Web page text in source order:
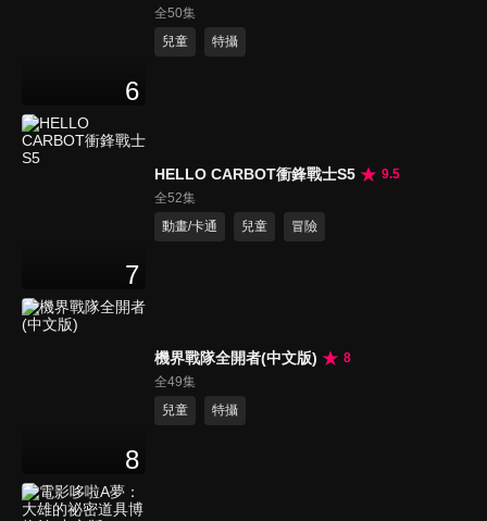
6
全50集
兒童
特攝
7
HELLO CARBOT衝鋒戰士S5
9.5
全52集
動畫/卡通
兒童 冒險
8
機界戰隊全開者(中文版)
8
全49集
兒童
特攝